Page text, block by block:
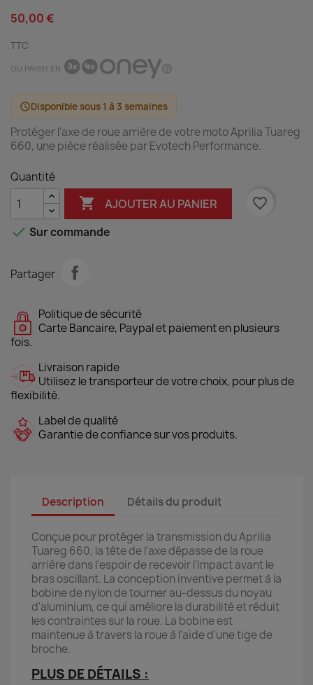
50,00 €
TTC
OU PAYER EN
scheduleDisponible sous 1 à 3 semaines
Protéger l'axe de roue arrière de votre moto Aprilia Tuareg
660, une pièce réalisée par Evotech Performance.
Quantité
 AJOUTER AU PANIER
favorite_border
 Sur commande
Partager
Politique de sécurité
Carte Bancaire, Paypal et paiement en plusieurs
fois.
Livraison rapide
Utilisez le transporteur de votre choix, pour plus de
flexibilité.
Label de qualité
Garantie de confiance sur vos produits.
Description Détails du produit
Conçue pour protéger la transmission du Aprilia
Tuareg 660, la tête de l'axe dépasse de la roue
arrière dans l'espoir de recevoir l'impact avant le
bras oscillant. La conception inventive permet à la
bobine de nylon de tourner au-dessus du noyau
d'aluminium, ce qui améliore la durabilité et réduit
les contraintes sur la roue. La bobine est
maintenue à travers la roue à l'aide d'une tige de
broche.
PLUS DE DÉTAILS :